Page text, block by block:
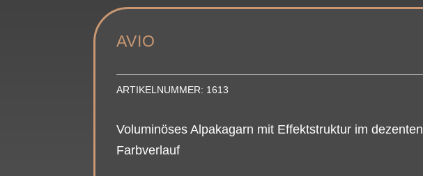
AVIO
ARTIKELNUMMER: 1613
Voluminöses Alpakagarn mit Effektstruktur im dezenten
Farbverlauf